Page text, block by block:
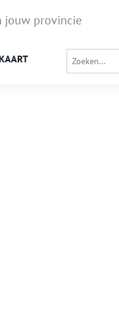
jouw provincie
KAART